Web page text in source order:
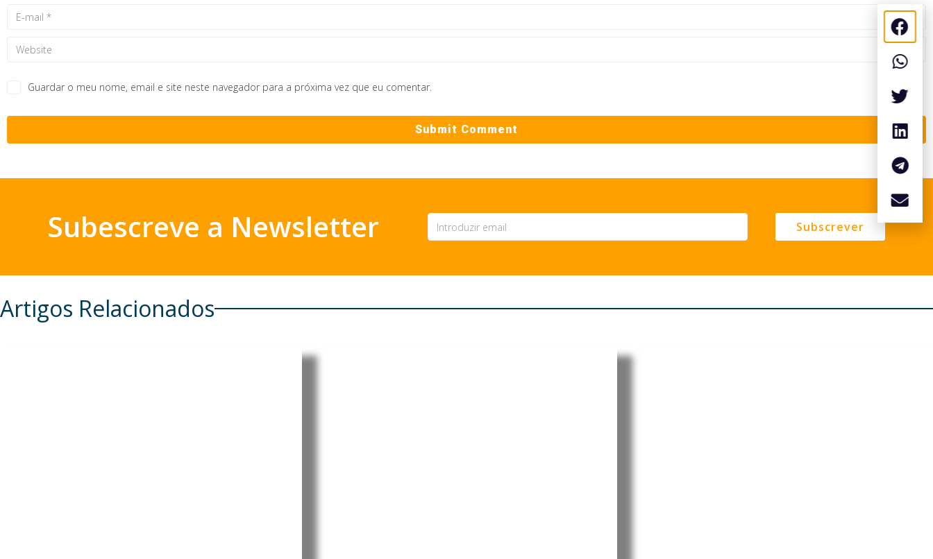
Guardar o meu nome, email e site neste navegador para a próxima vez que eu comentar.
Subescreve a Newsletter Subscrever
Artigos Relacionados